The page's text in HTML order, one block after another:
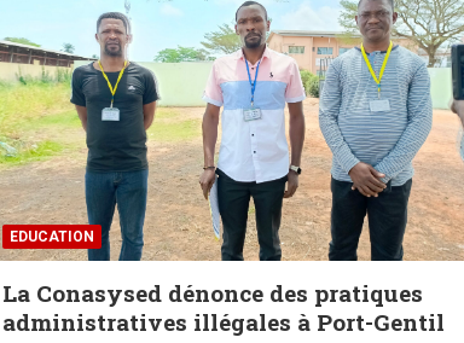
EDUCATION
La Conasysed dénonce des pratiques
administratives illégales à Port-Gentil